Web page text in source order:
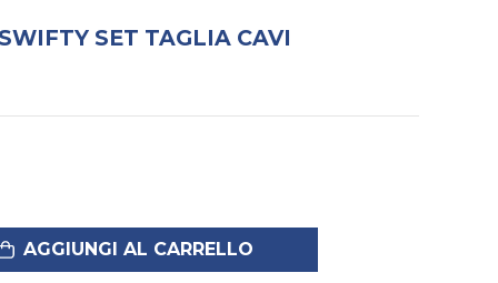
SET TAGLIA CAVI
AGGIUNGI AL CARRELLO